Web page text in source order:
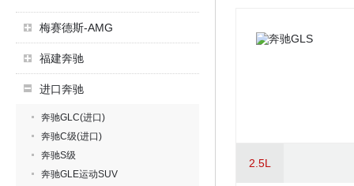
梅赛德斯-AMG
福建奔驰
进口奔驰
奔驰GLC(进口)
奔驰C级(进口)
奔驰S级
奔驰GLE运动SUV
2.5L